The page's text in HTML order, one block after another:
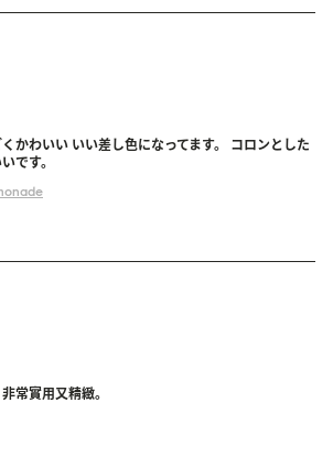
かわいい いい差し色になってます。 コロンとした
です。
常實用又精緻。